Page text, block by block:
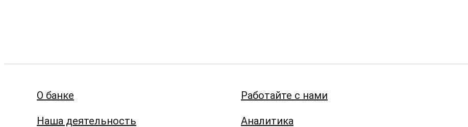
О банке
Наша деятельность
Работайте с нами
Аналитика